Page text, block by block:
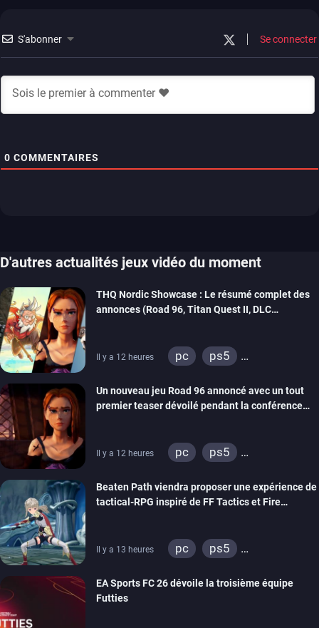
S'abonner Se connecter
0 COMMENTAIRES
D'autres actualités jeux vidéo du moment
THQ Nordic Showcase : Le résumé complet des
annonces (Road 96, Titan Quest II, DLC
Il y a 12 heures pc
ps5
stadia
ps4
xbox one
switch 2
Un nouveau jeu Road 96 annoncé avec un tout
premier teaser dévoilé pendant la conférence
Il y a 12 heures pc
ps5
stadia
ps4
xbox one
Beaten Path viendra proposer une expérience de
tactical-RPG inspiré de FF Tactics et Fire
Il y a 13 heures pc
ps5
EA Sports FC 26 dévoile la troisième équipe
Futties